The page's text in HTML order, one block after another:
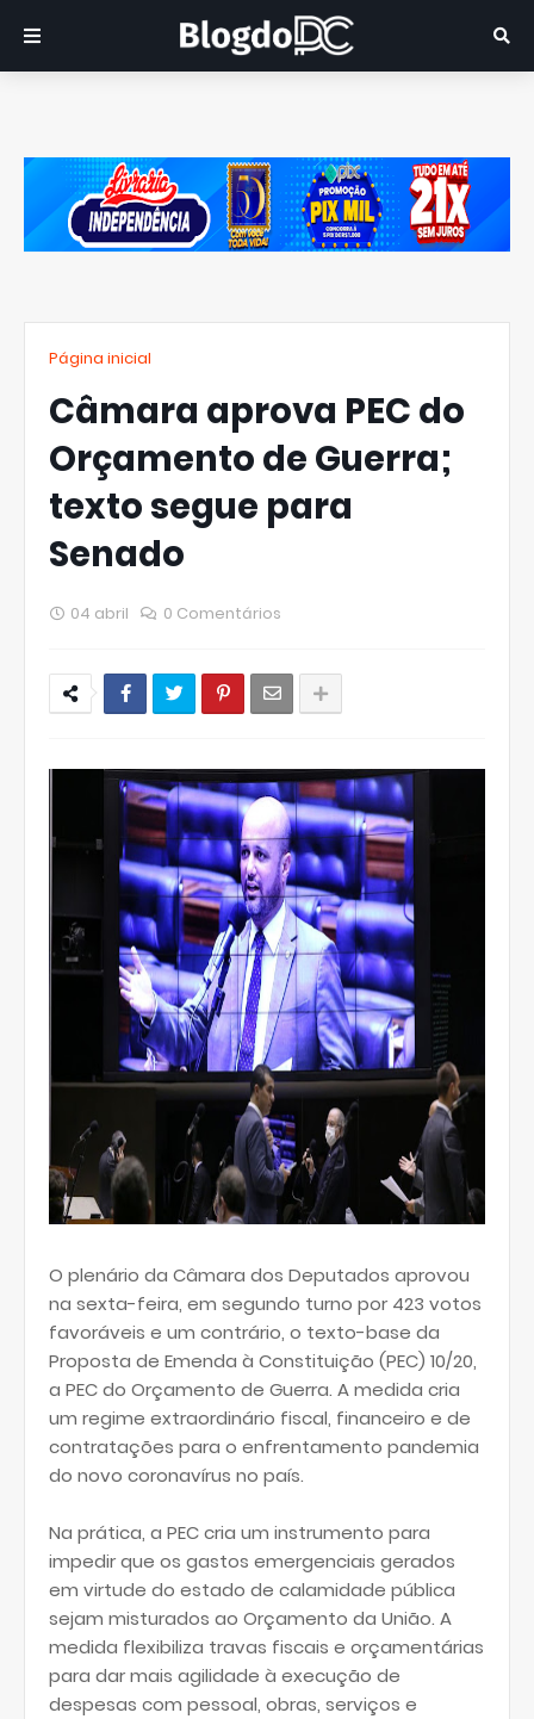
Página inicial
Câmara aprova PEC do
Orçamento de Guerra;
texto segue para
Senado
04 abril 0 Comentários
O plenário da Câmara dos Deputados aprovou
na sexta-feira, em segundo turno por 423 votos
favoráveis e um contrário, o texto-base da
Proposta de Emenda à Constituição (PEC) 10/20,
a PEC do Orçamento de Guerra. A medida cria
um regime extraordinário fiscal, financeiro e de
contratações para o enfrentamento pandemia
do novo coronavírus no país.
Na prática, a PEC cria um instrumento para
impedir que os gastos emergenciais gerados
em virtude do estado de calamidade pública
sejam misturados ao Orçamento da União. A
medida flexibiliza travas fiscais e orçamentárias
para dar mais agilidade à execução de
despesas com pessoal, obras, serviços e